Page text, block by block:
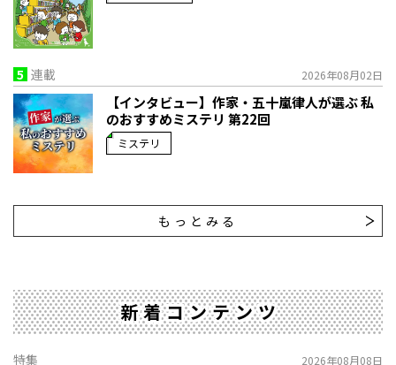
5 連載 2026年08月02日
【インタビュー】作家・五十嵐律人が選ぶ 私
のおすすめミステリ 第22回
ミステリ
もっとみる
新着コンテンツ
特集 2026年08月08日